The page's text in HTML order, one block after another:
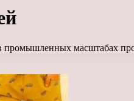
масштабах